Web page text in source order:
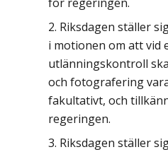
Riksdagen ställer
i motionen om att vid
utlänningskontroll
och fotografering
fakultativt, och
regeringen.
Riksdagen ställer